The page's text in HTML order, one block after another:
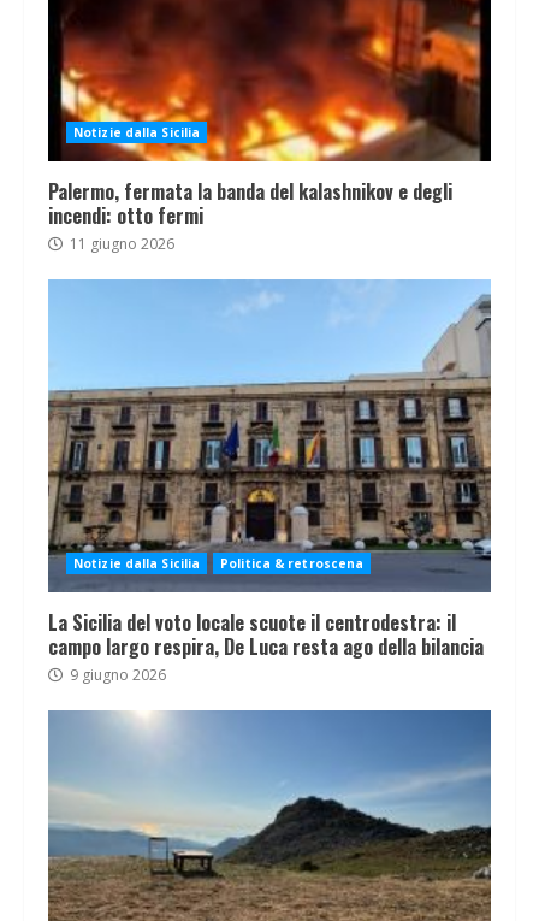
Notizie dalla Sicilia
Palermo, fermata la banda del kalashnikov e degli
incendi: otto fermi
11 giugno 2026
Notizie dalla Sicilia Politica & retroscena
La Sicilia del voto locale scuote il centrodestra: il
campo largo respira, De Luca resta ago della bilancia
9 giugno 2026